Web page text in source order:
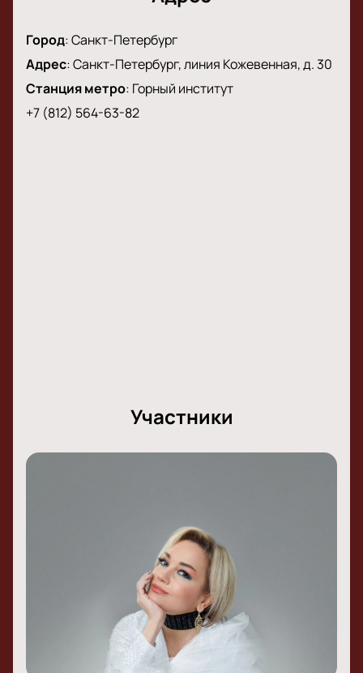
услышать живое исполнение известных хитов и
прочувствовать атмосферу долгожданного
события. Не пропустите возможность насладиться
творчеством талантливой певицы!
Город:Санкт-Петербург
Адрес:Санкт-Петербург, линия Кожевенная, д. 30
Станция метро: Горный институт
+7 (812) 564-63-82
Участники